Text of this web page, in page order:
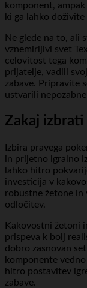
komponent,
ki ga lahko
Ne glede na to, ali
vznemirljivi svet
celovitost tega
prijatelje, vadili
zabave. Pripravite
ustvarili
Zakaj
Izbira pravega
in prijetno igralno
lahko hitro
investicija v
robustne žetone in
odločitev.
Kakovostni žetoni
prispeva k bolj
dobro zasnovan
komponente
hitro postavitev
zabave.